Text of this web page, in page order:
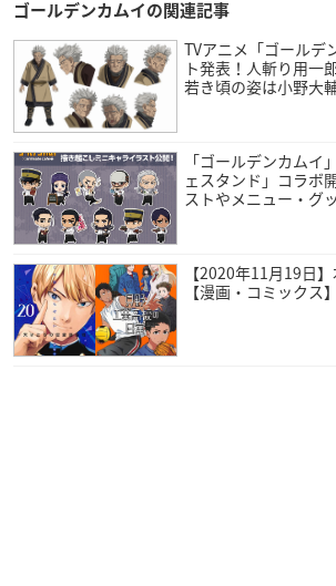
美術監督：森川篤
美術設定：大久保知江
色彩設計：茂木孝浩
撮影監督：長田雄一郎
CGディレクター：宍戸光太郎
編集：定松剛
音響監督：明田川仁
音響制作：マジックカプセル
アイヌ語監修：中川裕
ロシア語監修：Eugenio Uzhinin
音楽：末廣健一郎
アニメーション制作：ジェノスタジオ
製作：ゴールデンカムイ
ゴールデンカムイの関連記事
TVアニメ「ゴールデ
ト発表！人斬り用一
若き頃の姿は小野大
「ゴールデンカム
ェスタンド」コラボ
ストやメニュー・グ
【2020年11月19日
【漫画・コミックス】